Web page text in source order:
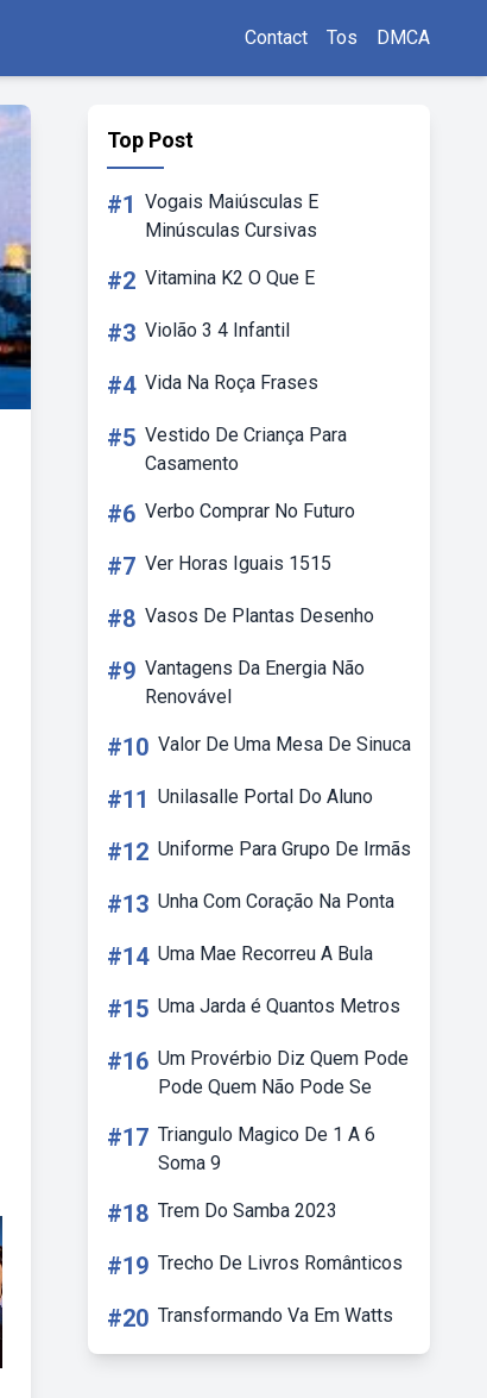
Contact Tos DMCA
Top Post
#1 Vogais Maiúsculas E
Minúsculas Cursivas
#2 Vitamina K2 O Que E
#3 Violão 3 4 Infantil
#4 Vida Na Roça Frases
#5 Vestido De Criança Para
Casamento
#6 Verbo Comprar No Futuro
#7 Ver Horas Iguais 1515
#8 Vasos De Plantas Desenho
#9 Vantagens Da Energia Não
Renovável
#10 Valor De Uma Mesa De Sinuca
#11 Unilasalle Portal Do Aluno
#12 Uniforme Para Grupo De Irmãs
#13 Unha Com Coração Na Ponta
#14 Uma Mae Recorreu A Bula
#15 Uma Jarda é Quantos Metros
#16 Um Provérbio Diz Quem Pode
Pode Quem Não Pode Se
#17 Triangulo Magico De 1 A 6
Soma 9
#18 Trem Do Samba 2023
#19 Trecho De Livros Românticos
#20 Transformando Va Em Watts